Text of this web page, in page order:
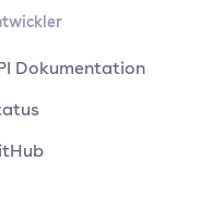
Dokumentation